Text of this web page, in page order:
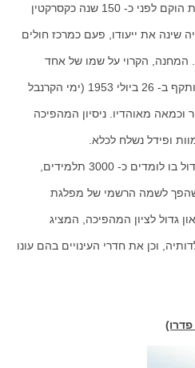
מגורים קטן ונאה בסנטייאגו. הבית הוקם לפני כ- 150 שנה כקסרקטין
שינה את ייעודו, פעם כמרכז חולים
המחנה, הקרוי על שמו של אחד
הגיבורים הקובניים (מונקאדה) הותקף ב- 26 ביולי 1953 (ימי הקרנבל
וכמאה מאוהדיו. ניסיון המהפיכה
ופידל נשלח לכלא.
היום משמש המקום כבית ספר גדול בו לומדים כ- 3000 תלמידים,
"ה- 26 ביולי), שהפך לשמה הרשמי של מפלגת
גדול לציון המהפיכה, המציג
וכן את חדרי העינויים בהם עונו